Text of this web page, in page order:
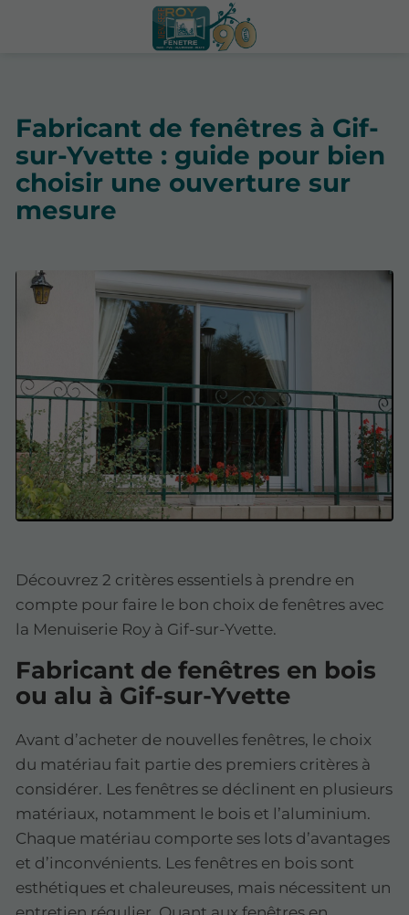
Fabricant de fenêtres à Gif-
sur-Yvette : guide pour bien
choisir une ouverture sur
mesure
Découvrez 2 critères essentiels à prendre en
compte pour faire le bon choix de fenêtres avec
la Menuiserie Roy à Gif-sur-Yvette.
Fabricant de fenêtres en bois
ou alu à Gif-sur-Yvette
Avant d’acheter de nouvelles fenêtres, le choix
du matériau fait partie des premiers critères à
considérer. Les fenêtres se déclinent en plusieurs
matériaux, notamment le bois et l’aluminium.
Chaque matériau comporte ses lots d’avantages
et d’inconvénients. Les fenêtres en bois sont
esthétiques et chaleureuses, mais nécessitent un